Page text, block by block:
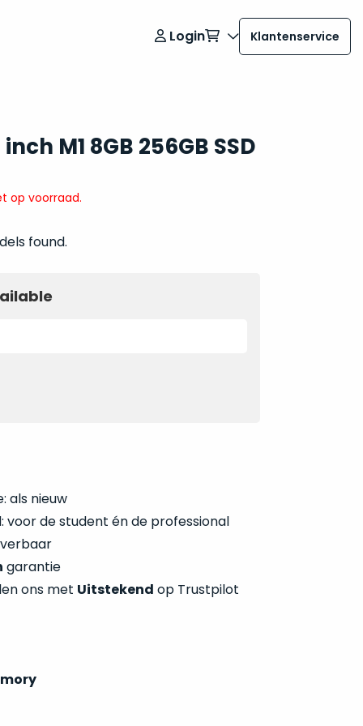
Login Klantenservice
M1 8GB 256GB SSD
op voorraad.
found.
als nieuw
voor de student én de professional
garantie
ons met Uitstekend op Trustpilot